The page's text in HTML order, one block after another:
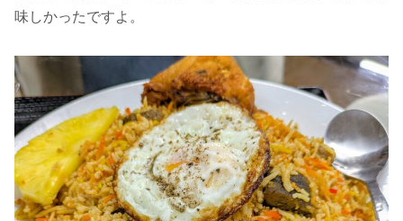
味しかったですよ。